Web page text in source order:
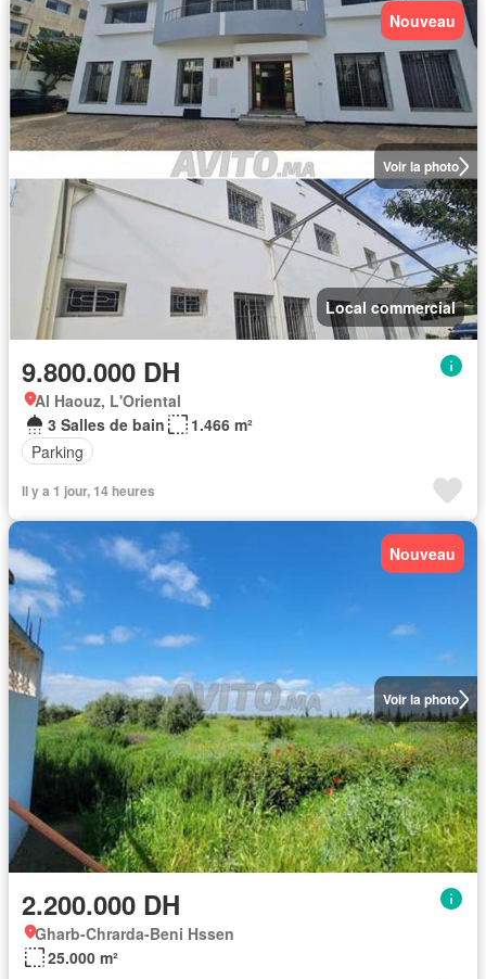
Voir la photo
Nouveau
Local commercial
9.800.000 DH
Al Haouz, L'Oriental
3 Salles de bain
1.466 m²
Parking
Il y a 1 jour, 14 heures
Voir la photo
Nouveau
2.200.000 DH
Gharb-Chrarda-Beni Hssen
25.000 m²